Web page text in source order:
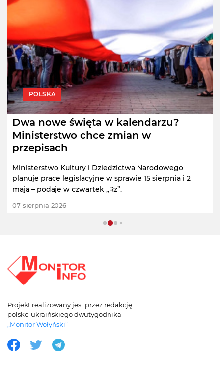
POLSKA
Dwa nowe święta w kalendarzu?
Ministerstwo chce zmian w
przepisach
Ministerstwo Kultury i Dziedzictwa Narodowego
planuje prace legislacyjne w sprawie 15 sierpnia i 2
maja – podaje w czwartek „Rz”.
07 sierpnia 2026
Projekt realizowany jest przez redakcję
polsko-ukraińskiego dwutygodnika
„Monitor Wołyński”